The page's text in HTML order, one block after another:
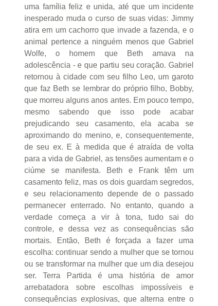
uma família feliz e unida, até que um incidente
inesperado muda o curso de suas vidas: Jimmy
atira em um cachorro que invade a fazenda, e o
animal pertence a ninguém menos que Gabriel
Wolfe, o homem que Beth amava na
adolescência - e que partiu seu coração. Gabriel
retornou à cidade com seu filho Leo, um garoto
que faz Beth se lembrar do próprio filho, Bobby,
que morreu alguns anos antes. Em pouco tempo,
mesmo sabendo que isso pode acabar
prejudicando seu casamento, ela acaba se
aproximando do menino, e, consequentemente,
de seu ex. E à medida que é atraída de volta
para a vida de Gabriel, as tensões aumentam e o
ciúme se manifesta. Beth e Frank têm um
casamento feliz, mas os dois guardam segredos,
e seu relacionamento depende de o passado
permanecer enterrado. No entanto, quando a
verdade começa a vir à tona, tudo sai do
controle, e dessa vez as consequências são
mortais. Então, Beth é forçada a fazer uma
escolha: continuar sendo a mulher que se tornou
ou se transformar na mulher que um dia desejou
ser. Terra Partida é uma história de amor
arrebatadora sobre escolhas impossíveis e
consequências explosivas, que alterna entre o